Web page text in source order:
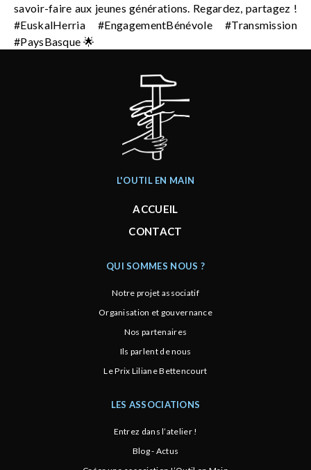
savoir-faire aux jeunes générations. Regardez, partagez !
#EuskalHerria #EngagementBénévole #Transmission
#PaysBasque 🌟
L'OUTIL EN MAIN
ACCUEIL
CONTACT
QUI SOMMES NOUS ?
Notre projet associatif
Organisation et gouvernance
Nos partenaires
Ils parlent de nous
Le Prix Liliane Bettencourt
LES ASSOCIATIONS
Entrez dans l’atelier !
Blog - Actus